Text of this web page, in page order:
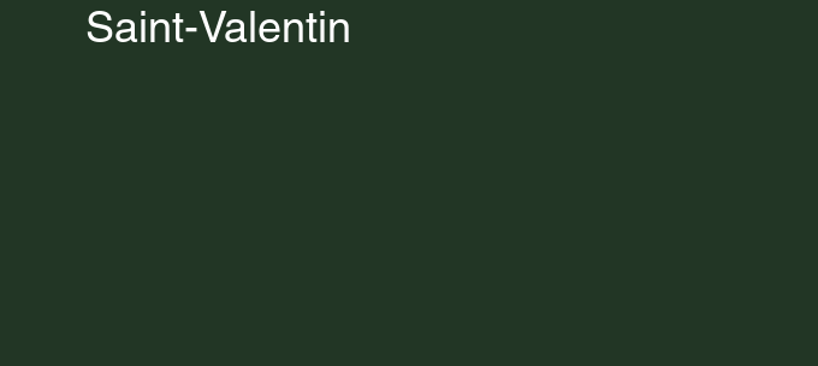
Saint-Valentin